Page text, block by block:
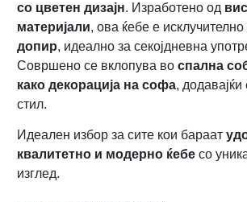
со цветен дизајн. Изработено од
материјали, ова ќебе е исклучително
допир, идеално за секојдневна
Совршено се вклопува во спална
како декорација на софа, додавајќи
стил.
Идеален избор за сите кои бараат
квалитетно и модерно ќебе со
изглед.